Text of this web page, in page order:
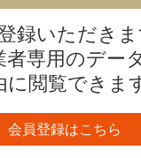
録いただきま
者専用のデー
に閲覧できま
会員登録はこちら